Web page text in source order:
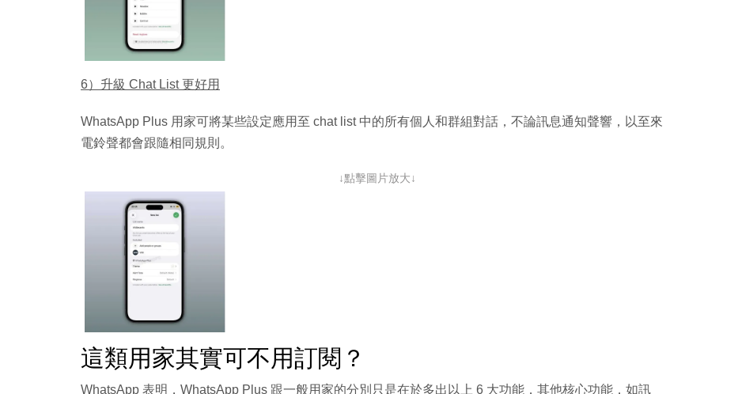
6）升級 Chat List 更好用
WhatsApp Plus 用家可將某些設定應用至 chat list 中的所有個人和群組對話，不論訊息通知聲響，以至來
電鈴聲都會跟隨相同規則。
↓點擊圖片放大↓
這類用家其實可不用訂閱？
WhatsApp 表明，WhatsApp Plus 跟一般用家的分別只是在於多出以上 6 大功能，其他核心功能，如訊